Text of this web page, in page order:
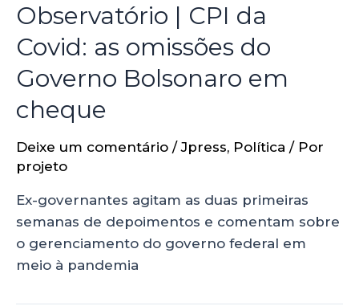
Observatório | CPI da
Covid: as omissões do
Governo Bolsonaro em
cheque
Deixe um comentário /Jpress, Política / Por
projeto
Ex-governantes agitam as duas primeiras
semanas de depoimentos e comentam sobre
o gerenciamento do governo federal em
meio à pandemia